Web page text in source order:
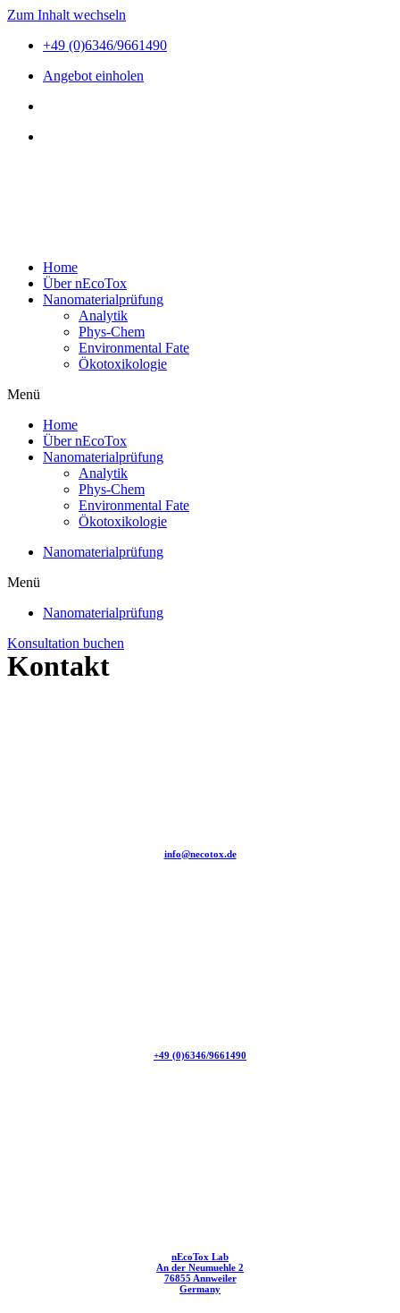
Zum Inhalt wechseln
+49 (0)6346/9661490
Angebot einholen
Home
Über nEcoTox
Nanomaterialprüfung
Analytik
Phys-Chem
Environmental Fate
Ökotoxikologie
Menü
Home
Über nEcoTox
Nanomaterialprüfung
Analytik
Phys-Chem
Environmental Fate
Ökotoxikologie
Nanomaterialprüfung
Menü
Nanomaterialprüfung
Konsultation buchen
Kontakt
info@necotox.de
+49 (0)6346/9661490
nEcoTox Lab
An der Neumuehle 2
76855 Annweiler
Germany